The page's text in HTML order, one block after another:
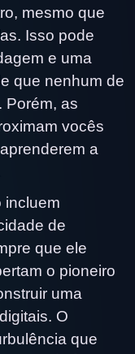
mesmo que
Isso pode
e uma
que nenhum de
Porém, as
vocês
a
incluem
de
que ele
o pioneiro
uma
O
que